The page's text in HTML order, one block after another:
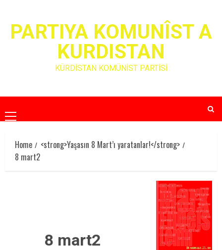
contentPARTIYA KOMUNÎST A
KURDISTAN
KÜRDİSTAN KOMÜNİST PARTİSİ
Primary
Menu
Home
<strong>Yaşasın 8 Mart’ı yaratanlar!</strong>
8 mart2
8 mart2